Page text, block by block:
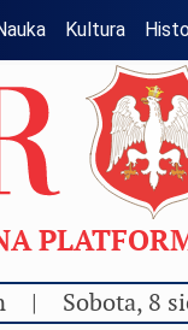
Kultura
| Sobota, 8